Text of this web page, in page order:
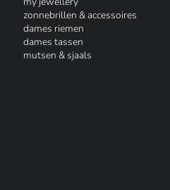
zonnebrillen & accessoires
dames riemen
dames tassen
mutsen & sjaals